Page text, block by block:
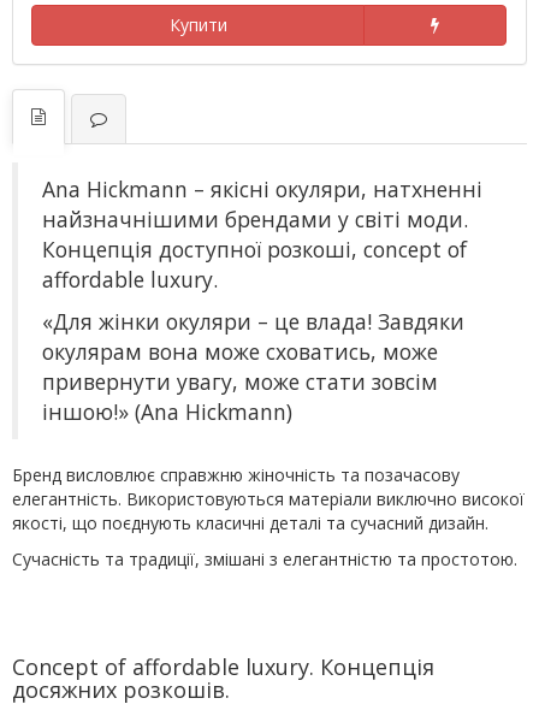
Купити
Ana Hickmann – якісні окуляри, натхненні
найзначнішими брендами у світі моди.
Концепція доступної розкоші, concept of
affordable luxury.
«Для жінки окуляри – це влада! Завдяки
окулярам вона може сховатись, може
привернути увагу, може стати зовсім
іншою!» (Ana Hickmann)
Бренд висловлює справжню жіночність та позачасову
елегантність. Використовуються матеріали виключно високої
якості, що поєднують класичні деталі та сучасний дизайн.
Сучасність та традиції, змішані з елегантністю та простотою.
Concept of affordable luxury. Концепція
досяжних розкошів.